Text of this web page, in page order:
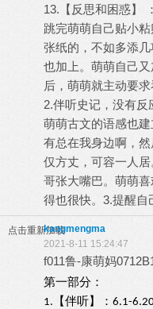
13.【反思和困惑】
跳完萌萌自己贴小
张纸的，不如多添
也加上。萌萌自己
后，萌萌就主动要
2.伴听史记，没有
萌萌古文的语感也
有总在我身边啊，
仅方丈，可容一人
哥张大嘴巴。萌萌
得也很快。3.提醒自
点击重新加载kangmengma
2021-8-11 15:24:47
f011鲁-康萌妈
第一部分：
1. 【伴听】： 6.1-